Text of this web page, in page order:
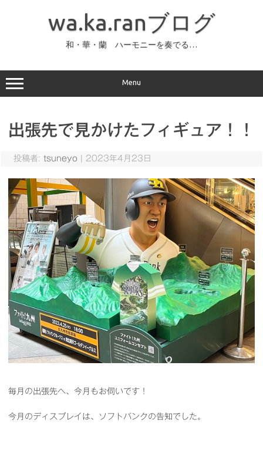
ッ
プ
wa.ka.ranブログ
和・華・蘭 ハーモニーを奏でる…
Menu
出張先で見かけたフィギュア！！
投稿者: tsuneyo 2023年4月23日
毎月の出張先へ、今月もお伺いです！
今月のディスプレイは、ソフトバンクの告知でした。